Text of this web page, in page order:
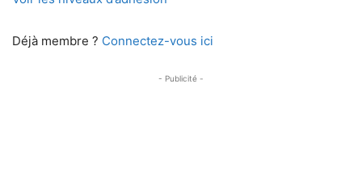
Déjà membre ? Connectez-vous ici
- Publicité -